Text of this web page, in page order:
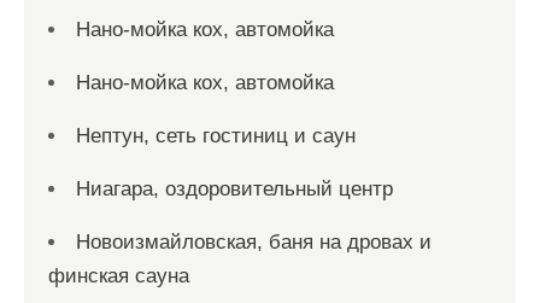
Нано-мойка кох, автомойка
Нано-мойка кох, автомойка
Нептун, сеть гостиниц и саун
Ниагара, оздоровительный центр
Новоизмайловская, баня на дровах и
финская сауна